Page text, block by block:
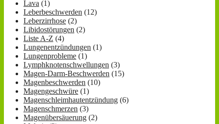
Lava (1)
Leberbeschwerden (12)
Leberzirrhose (2)
Libidostörungen (2)
Liste A-Z (4)
Lungenentzündungen (1)
Lungenprobleme (1)
Lymphknotenschwellungen (3)
Magen-Darm-Beschwerden (15)
Magenbeschwerden (10)
Magengeschwüre (1)
Magenschleimhautentzündung (6)
Magenschmerzen (3)
Magenübersäuerung (2)